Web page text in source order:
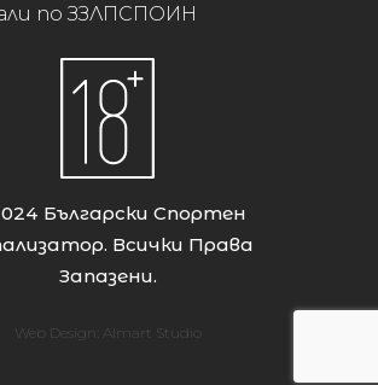
по ЗЗЛПСПОИН
Български Спортен
Всички Права
Запазени.
Web Design: Almart Studio